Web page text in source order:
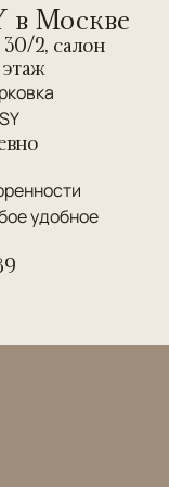
в Москве
2, салон
удобное